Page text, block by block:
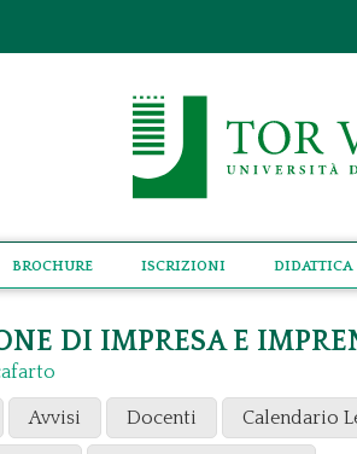
Brochure Iscrizioni Didattica
DI IMPRESA E
Avvisi Docenti Calendario